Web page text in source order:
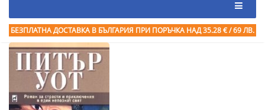
БЕЗПЛАТНА ДОСТАВКА В БЪЛГАРИЯ ПРИ ПОРЪЧКА НАД 35.28 € / 69 ЛВ.